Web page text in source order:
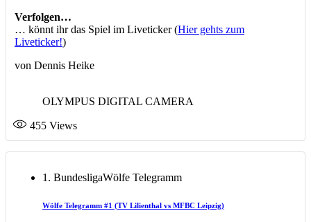
Verfolgen…
… könnt ihr das Spiel im Liveticker (Hier gehts zum
Liveticker!)
von Dennis Heike
OLYMPUS DIGITAL CAMERA
455 Views
1. BundesligaWölfe Telegramm
Wölfe Telegramm #1 (TV Lilienthal vs MFBC Leipzig)